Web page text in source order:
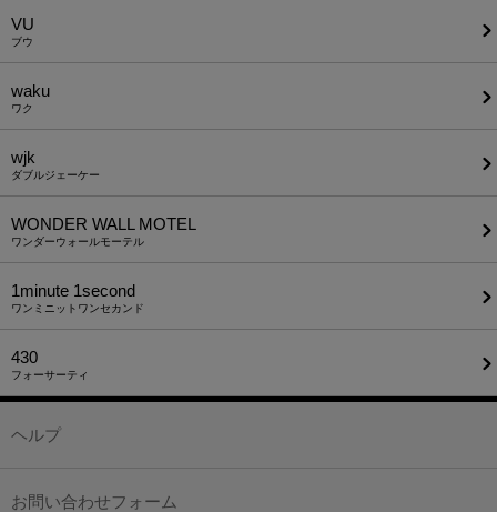
VU
ブウ
waku
ワク
wjk
ダブルジェーケー
WONDER WALL MOTEL
ワンダーウォールモーテル
1minute​ 1second
ワンミニットワンセカンド
430
フォーサーティ
ヘルプ
お問い合わせフォーム